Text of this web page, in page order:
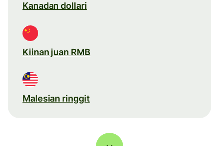
Kanadan dollari
Kiinan juan RMB
Malesian ringgit